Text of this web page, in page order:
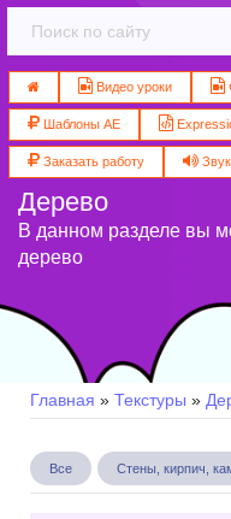
Видео уроки
Шаблоны AE
Заказать работу
Дерево
В данном разделе вы
дерево
Главная » Текстуры »
Все Стены, кирпич,